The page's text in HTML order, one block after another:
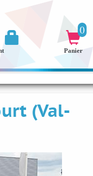
0

Panier

(Val-